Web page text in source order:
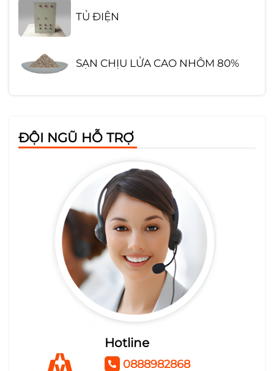
TỦ ĐIỆN
SẠN CHỊU LỬA CAO NHÔM 80%
TẤM CỨNG CERAMIC
BÔNG KHOÁNG CÁCH NHIỆT
ROCK WOOL
BÔNG THỦY TINH CÓ BẠC
KEO THỦY TINH SILICAT
ĐỘI NGŨ HỖ TRỢ
Hotline
0888982868